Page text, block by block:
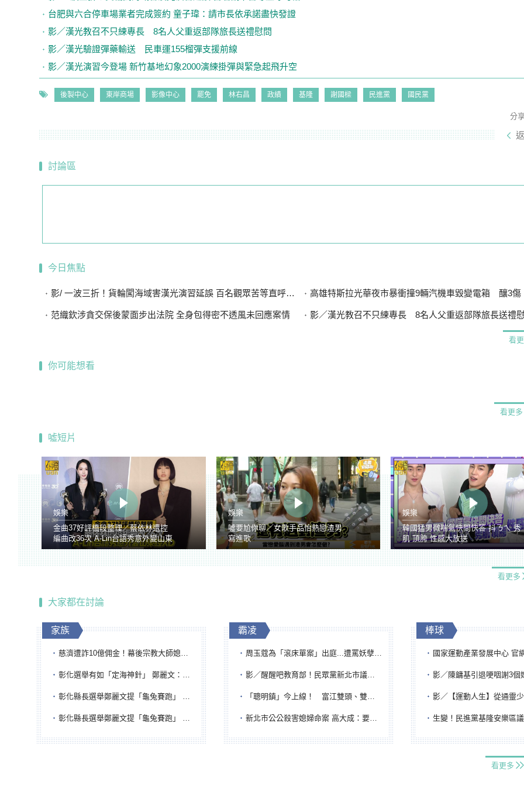
台肥與六合停車場業者完成簽約 童子瑋：請市長依承諾盡快發證
影／漢光教召不只練專長 8名人父重返部隊旅長送禮慰問
影／漢光驗證彈藥輸送 民車運155榴彈支援前線
影／漢光演習今登場 新竹基地幻象2000演練掛彈與緊急起飛升空
後製中心 東岸商場 影像中心 罷免 林右昌 政績 基隆 謝國樑 民進黨 國民黨
分
討論區
今日焦點
影/ 一波三折！貨輪闖海域害漢光演習延誤 百名觀眾苦等直呼可惜 高雄特斯拉光華夜市暴衝撞9輛汽機車毀變電箱 釀3傷、600
范織欽涉貪交保後蒙面步出法院 全身包得密不透風未回應案情 影／漢光教召不只練專長 8名人父重返部隊旅長送禮
看
你可能想看
看更多
噓短片
娛樂
金曲37好評橋段整理／蔡依林遭控
編曲改36次 A-Lin台語秀意外變山東
腔
娛樂
噓要尬你聊／女歌手品怡熱戀渣男
寫進歌
娛樂
韓國猛男微喘氣快問快答 抖ㄋㄟ 秀
肌 頂胯 性感大放送
看更多
大家都在討論
家族
慈濟遭詐10億佣金！幕後宗教大師媳婦獲100萬交保...快步奔離不發一語
彰化選舉有如「定海神針」 鄭麗文：傾全黨之力讓彰化贏
彰化縣長選舉鄭麗文提「龜兔賽跑」 綠營、無黨籍忙否認是烏龜
彰化縣長選舉鄭麗文提「龜兔賽跑」 綠營、無黨籍忙否認是烏龜
霸凌
周玉蔻為「滾床單案」出庭...遭罵妖孽下地獄 張淑娟批：舌頭殺人有罪
影／醒醒吧教育部！民眾黨新北市議員參選人提出校園反毒防線升級政見
「聰明鎮」今上線！ 富江雙頭、雙一、人頭氣球全登場
新北市公公殺害媳婦命案 高大成：要害殺多刀顯示怨恨深
棒球
國家運動產業發展中心 官網與品牌識
影／陳鏞基引退哽咽謝3個媽媽 最大
影／【運動人生】從通靈少女到無任所大使 劉柏君
生變！民進黨基隆安樂區議員提名人黃永翔突
看更多